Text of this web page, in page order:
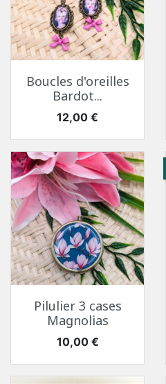
Boucles d'oreilles
Bardot...
Prix
12,00 €
Pilulier 3 cases
Magnolias
Prix
10,00 €